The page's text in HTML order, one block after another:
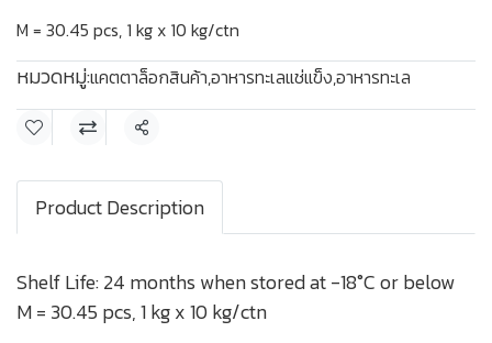
M = 30.45 pcs, 1 kg x 10 kg/ctn
หมวดหมู่:แคตตาล็อกสินค้า,อาหารทะเลแช่แข็ง,อาหารทะเล
แชร์
Product Description
Shelf Life: 24 months when stored at -18°C or below
M = 30.45 pcs, 1 kg x 10 kg/ctn